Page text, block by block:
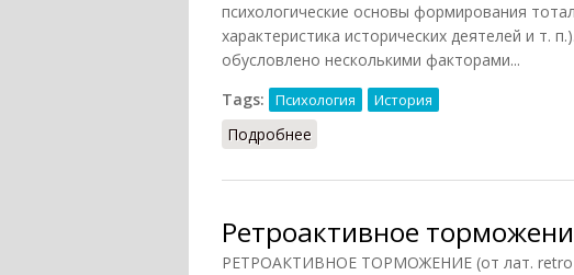
психологические основы формирования
характеристика исторических деятелей и т.
обусловлено несколькими факторами...
Tags:
Психология История
Подробнее
Ретроактивное
РЕТРОАКТИВНОЕ ТОРМОЖЕНИЕ (от лат. retro